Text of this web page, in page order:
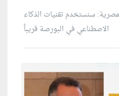
سنستخدم تقنيات الذكاء
الاصطناعي في البورصة قريباً